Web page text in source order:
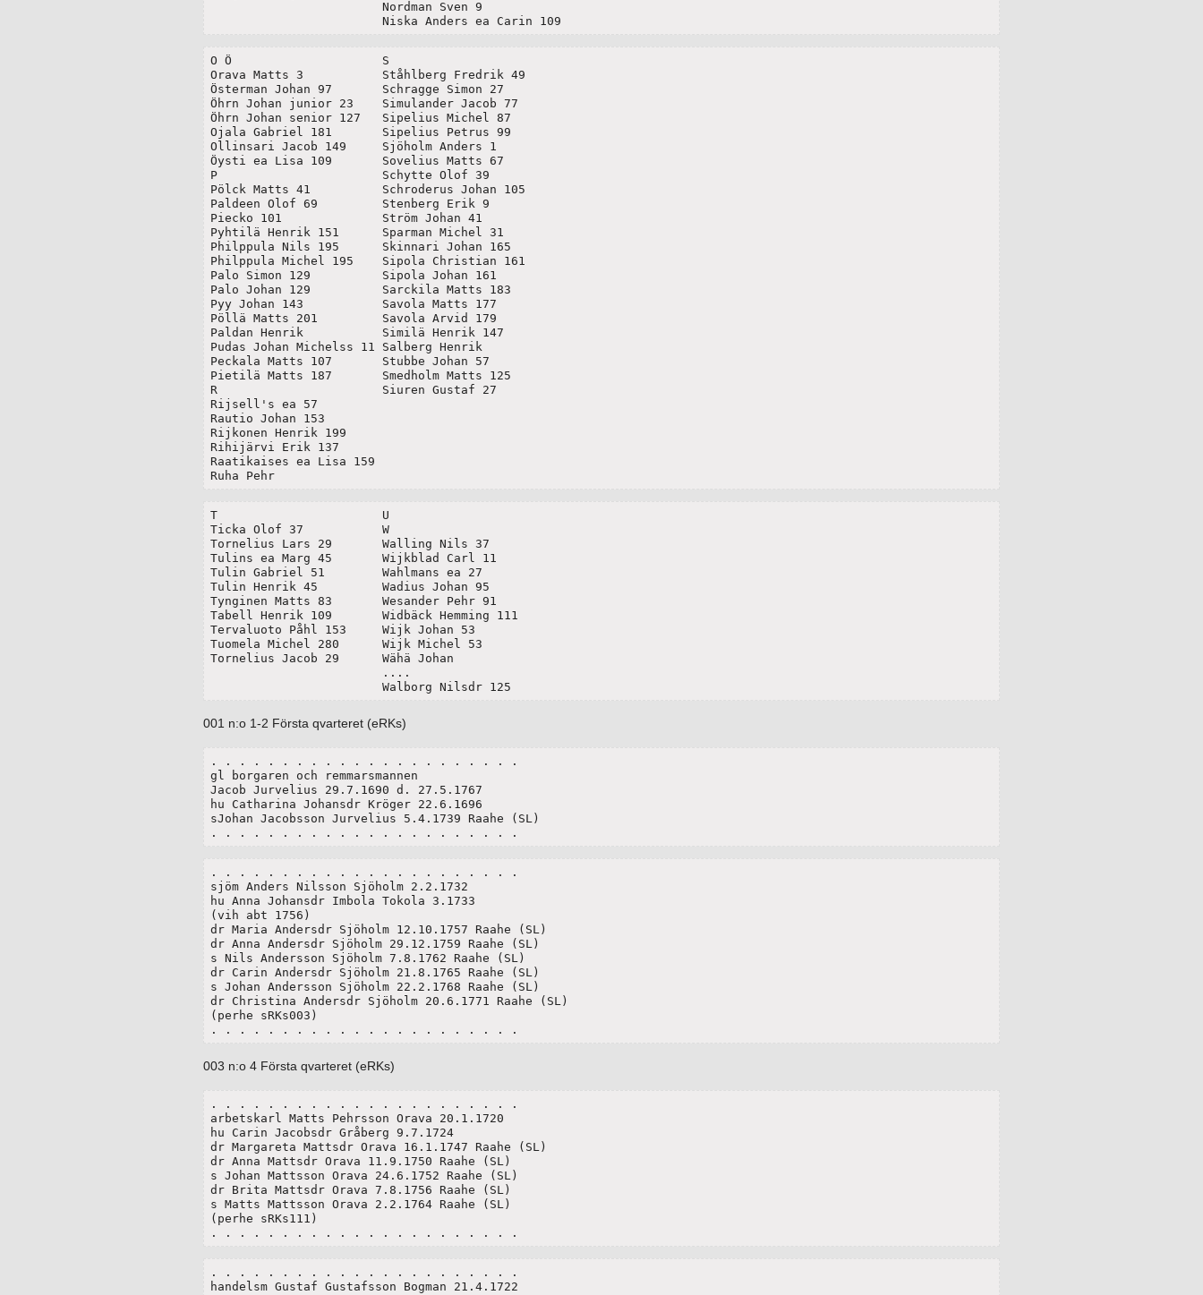
			Niska Anders ea Carin 109
O Ö			S
Orava Matts 3		Ståhlberg Fredrik 49
Österman Johan 97	Schragge Simon 27
Öhrn Johan junior 23	Simulander Jacob 77
Öhrn Johan senior 127	Sipelius Michel 87
Ojala Gabriel 181	Sipelius Petrus 99
Ollinsari Jacob 149	Sjöholm Anders 1
Öysti ea Lisa 109	Sovelius Matts 67
P			Schytte Olof 39
Pölck Matts 41		Schroderus Johan 105
Paldeen Olof 69		Stenberg Erik 9
Piecko 101		Ström Johan 41
Pyhtilä Henrik 151	Sparman Michel 31
Philppula Nils 195	Skinnari Johan 165
Philppula Michel 195	Sipola Christian 161
Palo Simon 129		Sipola Johan 161
Palo Johan 129		Sarckila Matts 183
Pyy Johan 143		Savola Matts 177
Pöllä Matts 201		Savola Arvid 179
Paldan Henrik		Similä Henrik 147
Pudas Johan Michelss 11	Salberg Henrik
Peckala Matts 107	Stubbe Johan 57
Pietilä Matts 187	Smedholm Matts 125
R			Siuren Gustaf 27
Rijsell's ea 57
Rautio Johan 153
Rijkonen Henrik 199
Rihijärvi Erik 137
Raatikaises ea Lisa 159
Ruha Pehr
T			U
Ticka Olof 37		W
Tornelius Lars 29	Walling Nils 37
Tulins ea Marg 45	Wijkblad Carl 11
Tulin Gabriel 51	Wahlmans ea 27
Tulin Henrik 45		Wadius Johan 95
Tynginen Matts 83	Wesander Pehr 91
Tabell Henrik 109	Widbäck Hemming 111
Tervaluoto Påhl 153	Wijk Johan 53
Tuomela Michel 280	Wijk Michel 53
Tornelius Jacob 29	Wähä Johan
			Walborg Nilsdr 125
001 n:o 1-2 Första qvarteret (eRKs)
. . . . . . . . . . . . . . . . . . . . . .
gl borgaren och remmarsmannen
Jacob Jurvelius 29.7.1690 d. 27.5.1767
hu Catharina Johansdr Kröger 22.6.1696
sJohan Jacobsson Jurvelius 5.4.1739 Raahe (SL)
. . . . . . . . . . . . . . . . . . . . . .
. . . . . . . . . . . . . . . . . . . . . .
sjöm Anders Nilsson Sjöholm 2.2.1732
hu Anna Johansdr Imbola Tokola 3.1733
(vih abt 1756)
dr Maria Andersdr Sjöholm 12.10.1757 Raahe (SL)
dr Anna Andersdr Sjöholm 29.12.1759 Raahe (SL)
s Nils Andersson Sjöholm 7.8.1762 Raahe (SL)
dr Carin Andersdr Sjöholm 21.8.1765 Raahe (SL)
s Johan Andersson Sjöholm 22.2.1768 Raahe (SL)
dr Christina Andersdr Sjöholm 20.6.1771 Raahe (SL)
(perhe sRKs003)
. . . . . . . . . . . . . . . . . . . . . .
003 n:o 4 Första qvarteret (eRKs)
. . . . . . . . . . . . . . . . . . . . . .
arbetskarl Matts Pehrsson Orava 20.1.1720
hu Carin Jacobsdr Gråberg 9.7.1724
dr Margareta Mattsdr Orava 16.1.1747 Raahe (SL)
dr Anna Mattsdr Orava 11.9.1750 Raahe (SL)
s Johan Mattsson Orava 24.6.1752 Raahe (SL)
dr Brita Mattsdr Orava 7.8.1756 Raahe (SL)
s Matts Mattsson Orava 2.2.1764 Raahe (SL)
(perhe sRKs111)
. . . . . . . . . . . . . . . . . . . . . .
. . . . . . . . . . . . . . . . . . . . . .
handelsm Gustaf Gustafsson Bogman 21.4.1722